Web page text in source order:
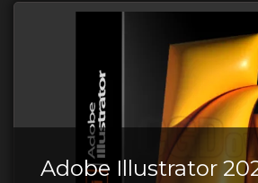
Adobe Illustrator